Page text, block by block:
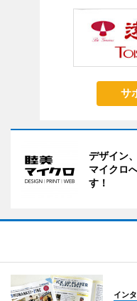
サ
デザイン
マイクロ
す！
イン